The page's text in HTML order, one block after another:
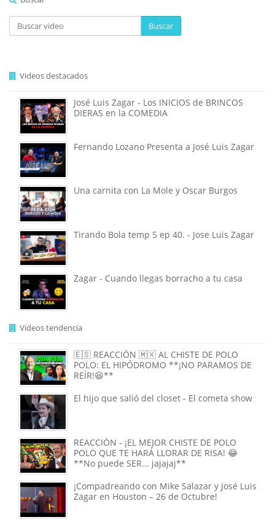
Buscar
Videos destacados
José Luis Zagar - Los INICIOS de BRINCOS
DIERAS en la COMEDIA
Fernando Lozano Presenta a José Luis Zagar
Una carnita con La Mole y Oscar Burgos
Tirando Bola temp 5 ep 40. - Jose Luis Zagar
Zagar - Cuando llegas borracho a tu casa
Videos tendencia
🇪🇸 REACCIÓN 🇲🇽 AL CHISTE DE POLO
POLO: EL HIPÓDROMO **¡NO PARAMOS DE
REÍR!😆**
El hijo que salió del closet - El cometa show
REACCIÓN - ¡EL MEJOR CHISTE DE POLO
POLO QUE TE HARÁ LLORAR DE RISA! 😂
**No puede SER... jajajaj**
¡Compadreando con Mike Salazar y José Luis
Zagar en Houston – 26 de Octubre!